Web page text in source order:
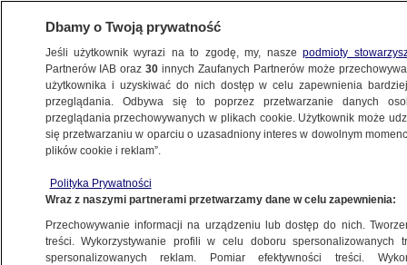
BIZNES
ZE ŚWIATA
otworzą drzwi dopiero w czwartek. Jeśli
tak zdecydują władze
13.07.2015, 14:13Aktualizacja:13.07.2015, 15:53
Dbamy o Twoją prywatność
Jeśli użytkownik wyrazi na to zgodę, my, naszepodmioty
Partnerów IAB oraz30 innych Zaufanych Partnerów może
użytkownika i uzyskiwać do nich dostęp w celu zapewnienia
przeglądania. Odbywa się to poprzez przetwarzanie danych
przeglądania przechowywanych w plikach cookie. Użytkownik może
się przetwarzaniu w oparciu o uzasadniony interes w dowolnym
plików cookie i reklam”.
Polityka Prywatności
Wraz z naszymi partnerami przetwarzamy dane w celu zapewnienia:
Przechowywanie informacji na urządzeniu lub dostęp do nich.
treści. Wykorzystywanie profili w celu doboru spersonalizowanych
spersonalizowanych reklam. Pomiar efektywności treści.